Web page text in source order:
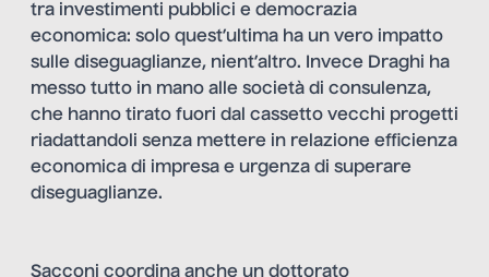
tra investimenti pubblici e democrazia
economica: solo quest’ultima ha un vero impatto
sulle diseguaglianze, nient’altro. Invece Draghi ha
messo tutto in mano alle società di consulenza,
che hanno tirato fuori dal cassetto vecchi progetti
riadattandoli senza mettere in relazione efficienza
economica di impresa e urgenza di superare
diseguaglianze.
Sacconi coordina anche un dottorato